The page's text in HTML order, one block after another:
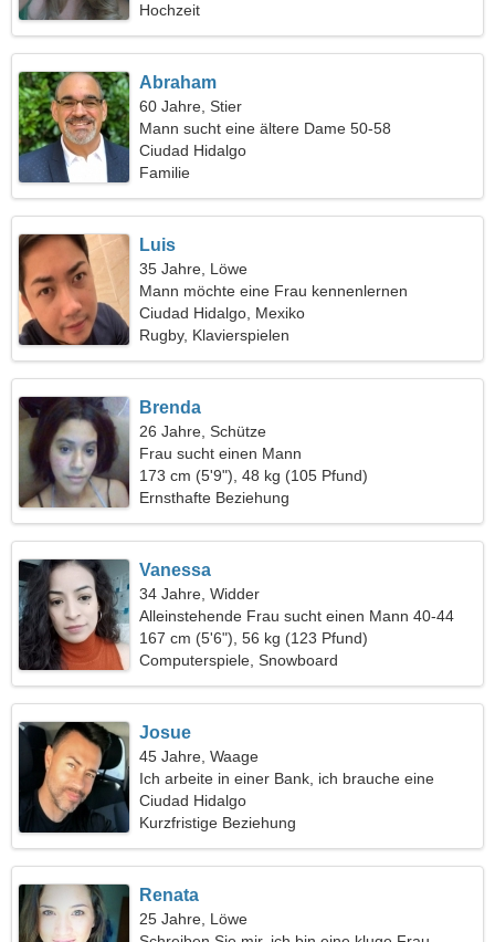
Hochzeit
Abraham
60 Jahre, Stier
Mann sucht eine ältere Dame 50-58
Ciudad Hidalgo
Familie
Luis
35 Jahre, Löwe
Mann möchte eine Frau kennenlernen
Ciudad Hidalgo, Mexiko
Rugby, Klavierspielen
Brenda
26 Jahre, Schütze
Frau sucht einen Mann
173 cm (5'9"), 48 kg (105 Pfund)
Ernsthafte Beziehung
Vanessa
34 Jahre, Widder
Alleinstehende Frau sucht einen Mann 40-44
167 cm (5'6"), 56 kg (123 Pfund)
Computerspiele, Snowboard
Josue
45 Jahre, Waage
Ich arbeite in einer Bank, ich brauche eine
charmante Frau
Ciudad Hidalgo
Kurzfristige Beziehung
Renata
25 Jahre, Löwe